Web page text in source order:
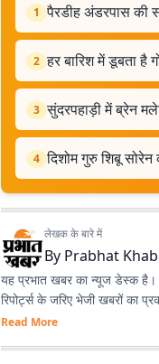
1 पैरडीह अंडरपास की
2 हर बारिश में डूबता
3 सुंदरपहाड़ी में ब्रेन
4 दिशोम गुरु शिबू सोरेन
लेखक के बारे में
By Prabhat
यह प्रभात खबर का न्यूज डेस्क है।
रिपोर्ट्स के जरिए भेजी खबरों का
Read More